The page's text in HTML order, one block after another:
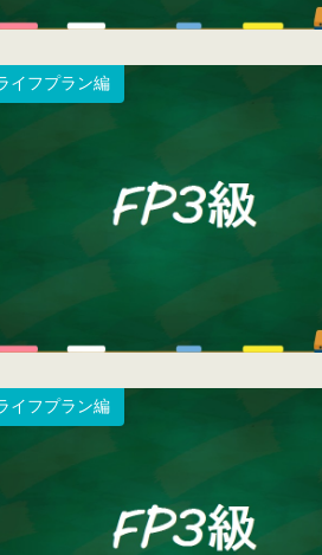
イフプラン編
イフプラン編